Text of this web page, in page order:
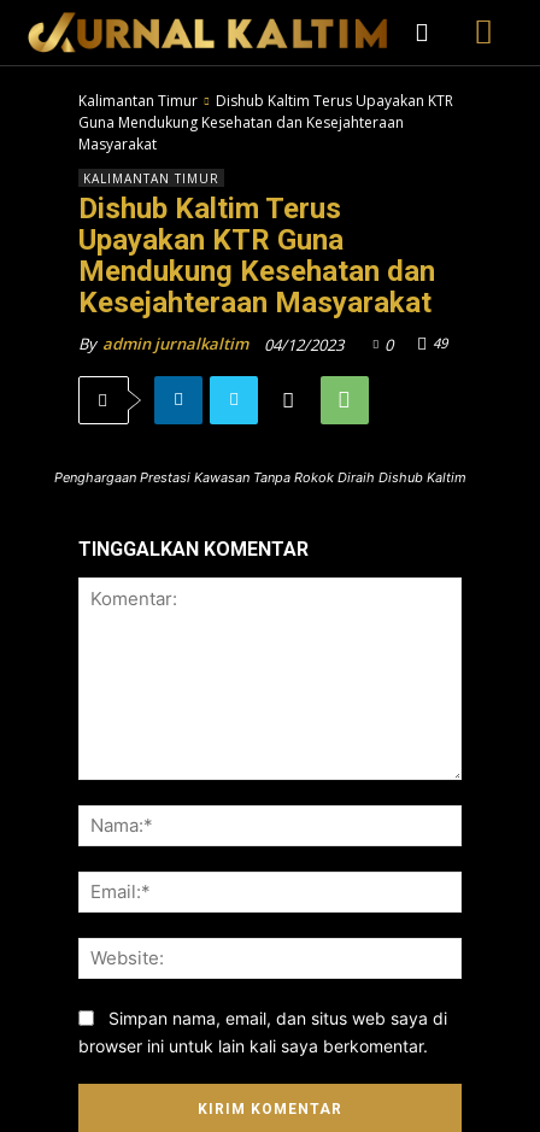
Kalimantan Timur
Dishub Kaltim Terus Upayakan KTR
Guna Mendukung Kesehatan dan Kesejahteraan
Masyarakat
KALIMANTAN TIMUR
Dishub Kaltim Terus
Upayakan KTR Guna
Mendukung Kesehatan dan
Kesejahteraan Masyarakat
By admin jurnalkaltim 04/12/2023 0 49
Penghargaan Prestasi Kawasan Tanpa Rokok Diraih Dishub Kaltim
TINGGALKAN KOMENTAR
Simpan nama, email, dan situs web saya di
browser ini untuk lain kali saya berkomentar.